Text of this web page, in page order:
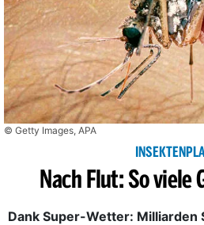
© Getty Images, APA
Nach Flut: So viele
Dank Super-Wetter: Milliarden